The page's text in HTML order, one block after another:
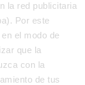
la red publicitaria
Por este
el modo de
que la
con la
de tus